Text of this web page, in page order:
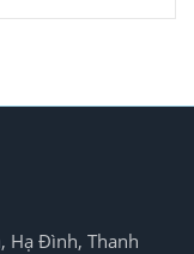
Hạ Đình, Thanh